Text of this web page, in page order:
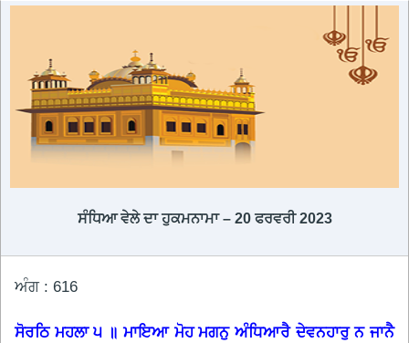
ਸੰਧਿਆ ਵੇਲੇ ਦਾ ਹੁਕਮਨਾਮਾ – 20 ਫਰਵਰੀ 2023
ਅੰਗ : 616
ਸੋਰਠਿ ਮਹਲਾ ੫ ॥ ਮਾਇਆ ਮੋਹ ਮਗਨੁ ਅੰਧਿਆਰੈ ਦੇਵਨਹਾਰੁ ਨ ਜਾਨੈ